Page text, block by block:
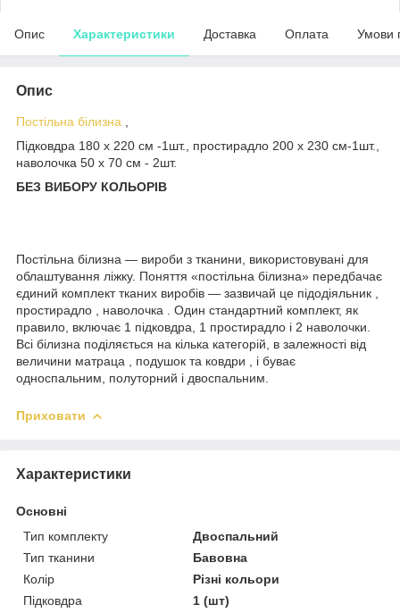
Опис Характеристики Доставка Оплата Умови
Опис
Постільна білизна
Підковдра 180 х 220 см -1шт., простирадло 200 х 230 см-1шт.,
наволочка 50 х 70 см - 2шт.
БЕЗ ВИБОРУ КОЛЬОРІВ
Постільна білизна — вироби з тканини, використовувані для
облаштування ліжку. Поняття «постільна білизна» передбачає
єдиний комплект тканих виробів — зазвичай це підодіяльник ,
простирадло , наволочка . Один стандартний комплект, як
правило, включає 1 підковдра, 1 простирадло і 2 наволочки.
Всі білизна поділяється на кілька категорій, в залежності від
величини матраца , подушок та ковдри , і буває
односпальним, полуторний і двоспальним.
Приховати
Характеристики
Основні
Тип комплекту
Двоспальний
Тип тканини
Бавовна
Колір
Різні кольори
Підковдра
1 (шт)